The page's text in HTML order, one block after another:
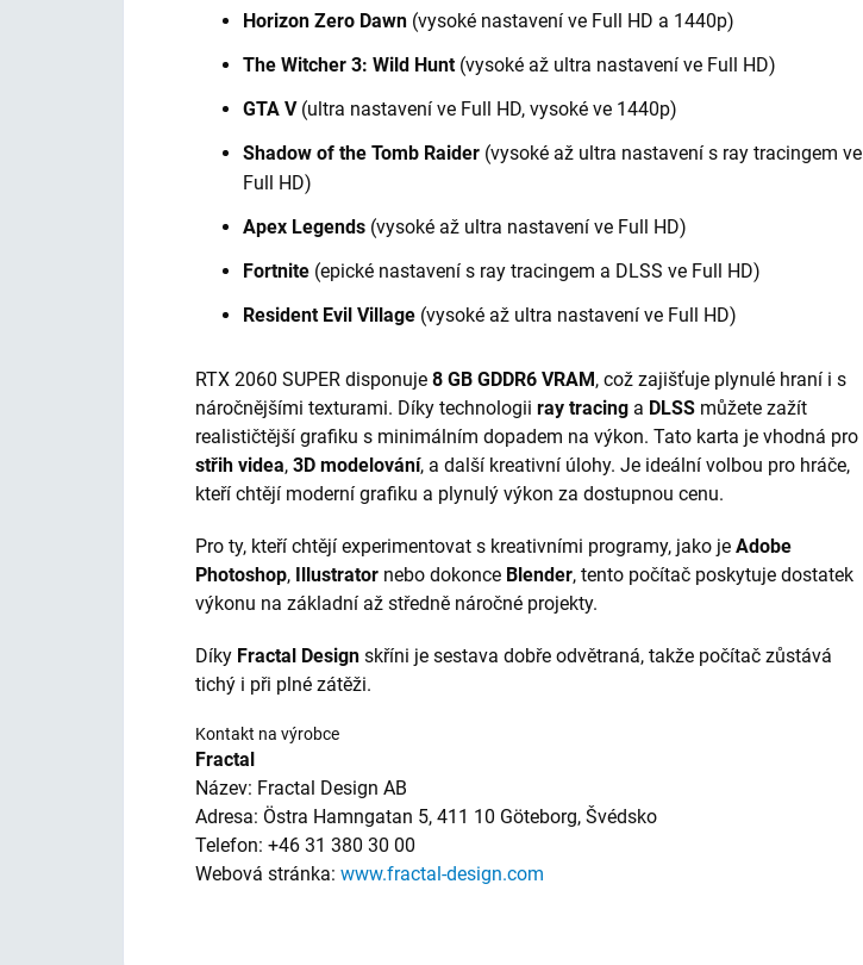
Horizon Zero Dawn (vysoké nastavení ve Full HD a 1440p)
The Witcher 3: Wild Hunt(vysoké až ultra nastavení ve Full HD)
GTA V(ultra nastavení ve Full HD, vysoké ve 1440p)
Shadow of the Tomb Raider (vysoké až ultra nastavení s ray tracingem ve
Full HD)
Apex Legends (vysoké až ultra nastavení ve Full HD)
Fortnite (epické nastavení s ray tracingem a DLSS ve Full HD)
Resident Evil Village (vysoké až ultra nastavení ve Full HD)
RTX 2060 SUPER disponuje 8 GB GDDR6 VRAM , což zajišťuje plynulé hraní i s
náročnějšími texturami. Díky technologii ray tracing a DLSS můžete zažít
realističtější grafiku s minimálním dopadem na výkon. Tato karta je vhodná pro
střih videa, 3D modelování, a další kreativní úlohy. Je ideální volbou pro hráče,
kteří chtějí moderní grafiku a plynulý výkon za dostupnou cenu.
Pro ty, kteří chtějí experimentovat s kreativními programy, jako je Adobe
Photoshop, Illustrator nebo dokonce Blender, tento počítač poskytuje dostatek
výkonu na základní až středně náročné projekty.
Díky Fractal Design skříni je sestava dobře odvětraná, takže počítač zůstává
tichý i při plné zátěži.
Kontakt na výrobce
Fractal
Název: Fractal Design AB
Adresa: Östra Hamngatan 5, 411 10 Göteborg, Švédsko
Telefon: +46 31 380 30 00
Webová stránka: www.fractal-design.com